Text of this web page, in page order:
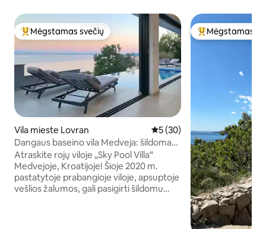
Svečių mėgstamiausias
Mėgstamas svečių
Vila mieste Lovran Vidutinis įvertinimas: 5 iš 5,
5 (30)
Dangaus baseino vila Medveja: šildomas
baseinas, SPA, vaizdas į jūrą
Atraskite rojų viloje „Sky Pool Villa“
Medvejoje, Kroatijoje! Šioje 2020 m.
pastatytoje prabangioje viloje, apsuptoje
vešlios žalumos, gali pasigirti šildomu
Svečių
Mėgstamas